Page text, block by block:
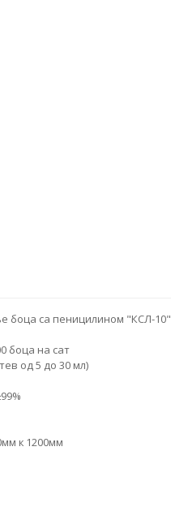
са пеницилином "КСЛ-10"
боца на сат
од 5 до 30 мл)
к 1200мм